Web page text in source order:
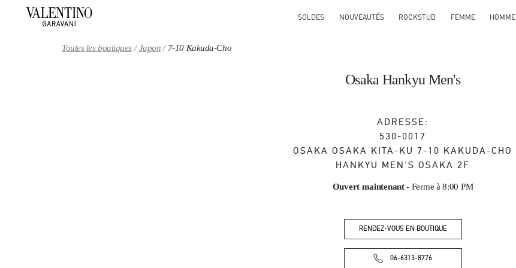
SOLDES NOUVEAUTÉS ROCKSTUD FEMME HOMME
Toutes les boutiques Japon 7-10 Kakuda-Cho
Osaka Hankyu Men's
ADRESSE:
530-0017
OSAKA OSAKA KITA-KU 7-10 KAKUDA-CHO
HANKYU MEN'S OSAKA 2F
Ouvert maintenant- Ferme à 8:00 PM
RENDEZ-VOUS EN BOUTIQUE
06-6313-8776